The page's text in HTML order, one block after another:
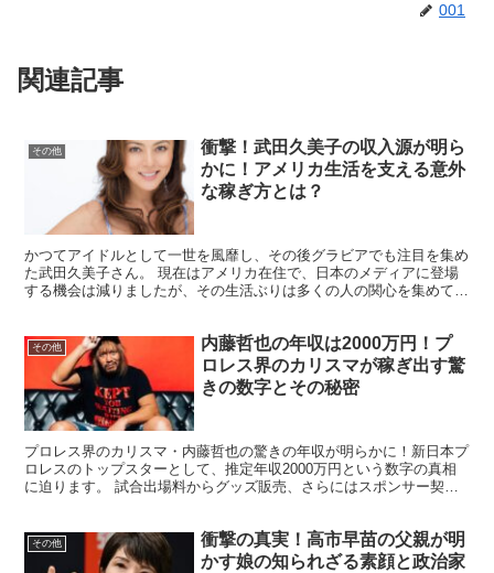
001
関連記事
その他
衝撃！武田久美子の収入源が明ら
かに！アメリカ生活を支える意外
な稼ぎ方とは？
かつてアイドルとして一世を風靡し、その後グラビアでも注目を集め
た武田久美子さん。 現在はアメリカ在住で、日本のメディアに登場
する機会は減りましたが、その生活ぶりは多くの人の関心を集めてい
その他
内藤哲也の年収は2000万円！プ
ロレス界のカリスマが稼ぎ出す驚
きの数字とその秘密
プロレス界のカリスマ・内藤哲也の驚きの年収が明らかに！新日本プ
ロレスのトップスターとして、推定年収2000万円という数字の真相
に迫ります。 試合出場料からグッズ販売、さらにはスポンサー契約
その他
衝撃の真実！高市早苗の父親が明
かす娘の知られざる素顔と政治家